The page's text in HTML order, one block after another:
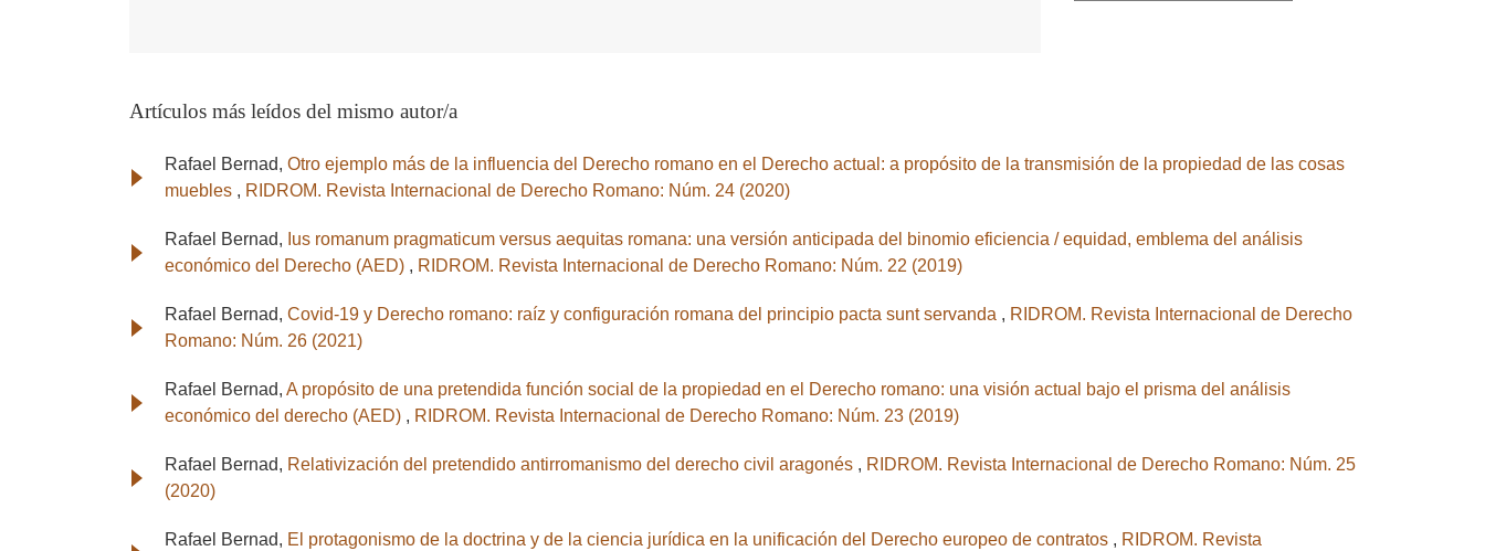
Artículos más leídos del mismo autor/a
Rafael Bernad, Otro ejemplo más de la influencia del Derecho romano en el Derecho actual: a propósito de la transmisión de la propiedad de las cosas
muebles , RIDROM. Revista Internacional de Derecho Romano: Núm. 24 (2020)
Rafael Bernad, Ius romanum pragmaticum versus aequitas romana: una versión anticipada del binomio eficiencia / equidad, emblema del análisis
económico del Derecho (AED) , RIDROM. Revista Internacional de Derecho Romano: Núm. 22 (2019)
Rafael Bernad, Covid-19 y Derecho romano: raíz y configuración romana del principio pacta sunt servanda , RIDROM. Revista Internacional de Derecho
Romano: Núm. 26 (2021)
Rafael Bernad, A propósito de una pretendida función social de la propiedad en el Derecho romano: una visión actual bajo el prisma del análisis
económico del derecho (AED) , RIDROM. Revista Internacional de Derecho Romano: Núm. 23 (2019)
Rafael Bernad, Relativización del pretendido antirromanismo del derecho civil aragonés , RIDROM. Revista Internacional de Derecho Romano: Núm. 25
(2020)
Rafael Bernad, El protagonismo de la doctrina y de la ciencia jurídica en la unificación del Derecho europeo de contratos , RIDROM. Revista